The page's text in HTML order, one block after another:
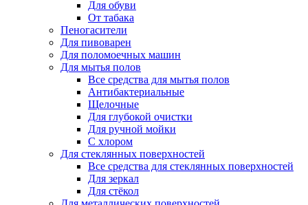
Для обуви
От табака
Пеногасители
Для пивоварен
Для поломоечных машин
Для мытья полов
Все средства для мытья полов
Антибактериальные
Щелочные
Для глубокой очистки
Для ручной мойки
С хлором
Для стеклянных поверхностей
Все средства для стеклянных поверхностей
Для зеркал
Для стёкол